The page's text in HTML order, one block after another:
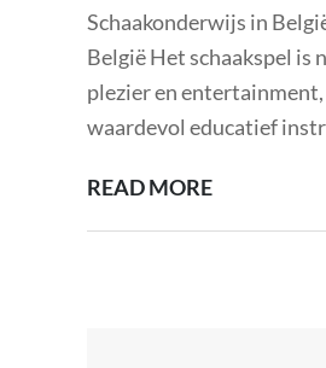
on
Schaakonderwijs in
België Het schaakspel is
plezier en entertainment,
waardevol educatief
READ MOREDE